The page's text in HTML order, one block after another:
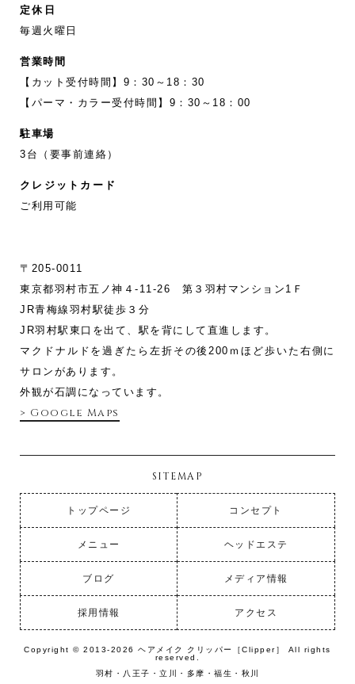
定休日
毎週火曜日
営業時間
【カット受付時間】9：30～18：30
【パーマ・カラー受付時間】9：30～18：00
駐車場
3台（要事前連絡）
クレジットカード
ご利用可能
〒205-0011
東京都羽村市五ノ神４-11‐26 第３羽村マンション1Ｆ
JR青梅線羽村駅徒歩３分
JR羽村駅東口を出て、駅を背にして直進します。
マクドナルドを過ぎたら左折その後200ｍほど歩いた右側に
サロンがあります。
外観が石調になっています。
> Google Maps
SITEMAP
トップページ コンセプト
メニュー ヘッドエステ
ブログ メディア情報
採用情報 アクセス
Copyright © 2013-2026 ヘアメイク クリッパー［Clipper］ All rights
reserved.
羽村・八王子・立川・多摩・福生・秋川